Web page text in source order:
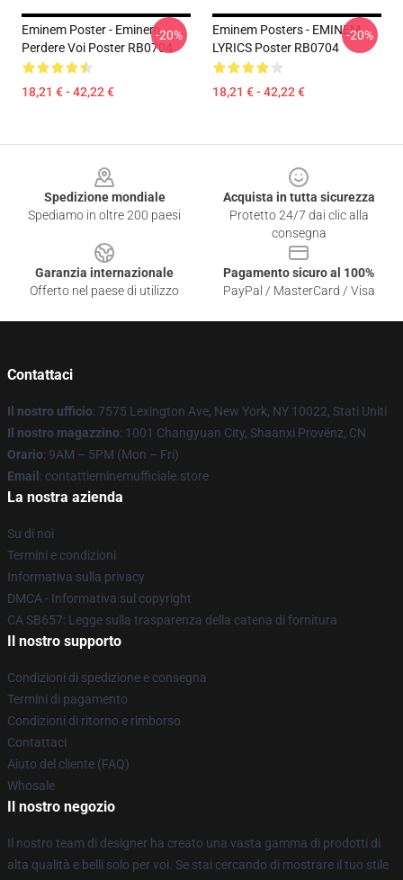
Eminem Poster - Eminem
Perdere Voi Poster RB0704
18,21 € - 42,22 €
-20%
Eminem Posters - EMINEM
LYRICS Poster RB0704
18,21 € - 42,22 €
-20%
Spedizione mondiale
Spediamo in oltre 200 paesi
Acquista in tutta sicurezza
Protetto 24/7 dai clic alla
consegna
Garanzia internazionale
Offerto nel paese di utilizzo
Pagamento sicuro al 100%
PayPal / MasterCard / Visa
Contattaci
Il nostro ufficio: 7575 Lexington Ave, New York, NY 10022, Stati Uniti
Il nostro magazzino: 1001 Changyuan City, Shaanxi Provënz, CN
Orario: 9AM – 5PM (Mon – Fri)
Email : contattieminemufficiale.store
La nostra azienda
Su di noi
Termini e condizioni
Informativa sulla privacy
DMCA - Informativa sul copyright
CA SB657: Legge sulla trasparenza della catena di fornitura
Il nostro supporto
Condizioni di spedizione e consegna
Termini di pagamento
Condizioni di ritorno e rimborso
Contattaci
Aiuto del cliente (FAQ)
Whosale
Il nostro negozio
Il nostro team di designer ha creato una vasta gamma di prodotti di
alta qualità e belli solo per voi. Se stai cercando di mostrare il tuo stile